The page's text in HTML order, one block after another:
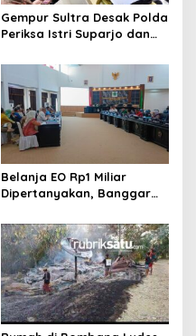
Gempur Sultra Desak Polda
Periksa Istri Suparjo dan
Kasus Tambang Ilegal
Belanja EO Rp1 Miliar
Dipertanyakan, Banggar
Pariwisata Konawe
Dirasionalisasi